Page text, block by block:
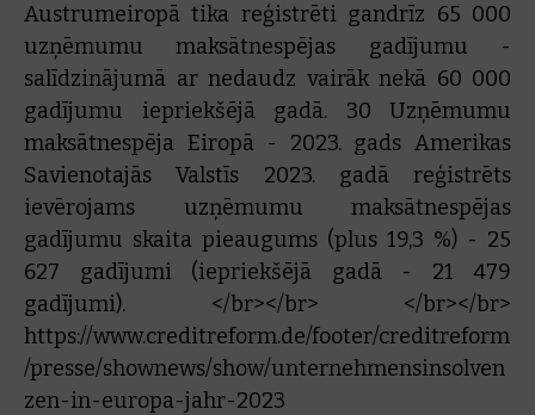
Austrumeiropā tika reģistrēti gandrīz 65 000
uzņēmumu maksātnespējas gadījumu -
salīdzinājumā ar nedaudz vairāk nekā 60 000
gadījumu iepriekšējā gadā. 30 Uzņēmumu
maksātnespēja Eiropā - 2023. gads Amerikas
Savienotajās Valstīs 2023. gadā reģistrēts
ievērojams uzņēmumu maksātnespējas
gadījumu skaita pieaugums (plus 19,3 %) - 25
627 gadījumi (iepriekšējā gadā - 21 479
gadījumi). </br></br> </br></br>
https://www.creditreform.de/footer/creditreform
/presse/shownews/show/unternehmensinsolven
zen-in-europa-jahr-2023